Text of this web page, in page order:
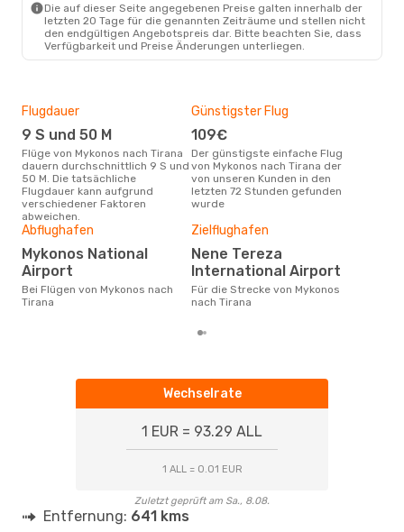
Die auf dieser Seite angegebenen Preise galten innerhalb der
letzten 20 Tage für die genannten Zeiträume und stellen nicht
den endgültigen Angebotspreis dar. Bitte beachten Sie, dass
Verfügbarkeit und Preise Änderungen unterliegen.
Flugdauer
9 S und 50 M
Flüge von Mykonos nach Tirana
dauern durchschnittlich 9 S und
50 M. Die tatsächliche
Flugdauer kann aufgrund
verschiedener Faktoren
abweichen.
Günstigster Flug
109€
Der günstigste einfache Flug
von Mykonos nach Tirana der
von unseren Kunden in den
letzten 72 Stunden gefunden
wurde
Abflughafen
Mykonos National
Airport
Bei Flügen von Mykonos nach
Tirana
Zielflughafen
Nene Tereza
International Airport
Für die Strecke von Mykonos
nach Tirana
Wechselrate
1 EUR = 93.29 ALL
1 ALL = 0.01 EUR
Zuletzt geprüft am Sa., 8.08.
Entfernung: 641 kms